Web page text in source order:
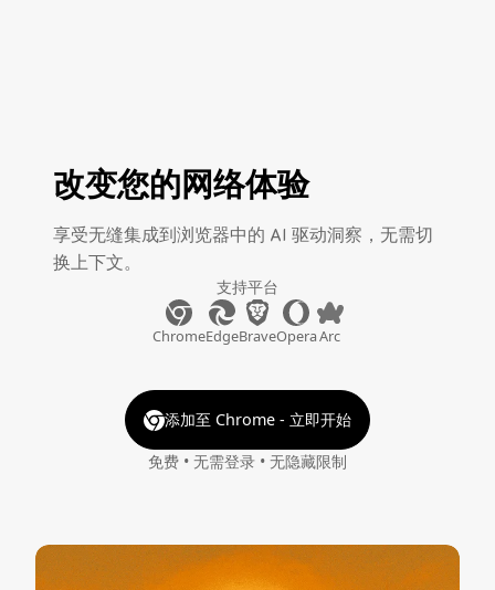
改变您的网络体验
享受无缝集成到浏览器中的 AI 驱动洞察，无需切
换上下文。
支持平台
ChromeEdgeBraveOperaArc
添加至 Chrome - 立即开始
免费 • 无需登录 • 无隐藏限制